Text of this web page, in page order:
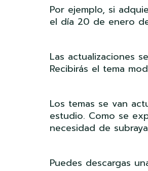
Por ejemplo, si
el día 20 de enero
Las actualizaciones
Recibirás el tema
Los temas se van
estudio. Como se
necesidad de
Puedes descargas